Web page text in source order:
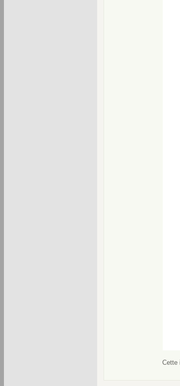
Cette